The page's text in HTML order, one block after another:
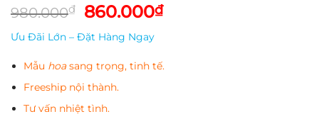
980.000₫
Giá
gốc
là:
980.000₫.
860.000₫Giá
Ưu Đãi Lớn – Đặt Hàng Ngay
Mẫu hoasang trọng, tinh tế.
Freeship nội thành.
Tư vấn nhiệt tình.